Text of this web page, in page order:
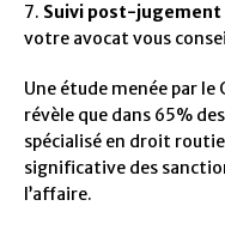
7. Suivi post-jugement
votre avocat vous
Une étude menée par le
révèle que dans 65%
spécialisé en droit
significative des
l’affaire.